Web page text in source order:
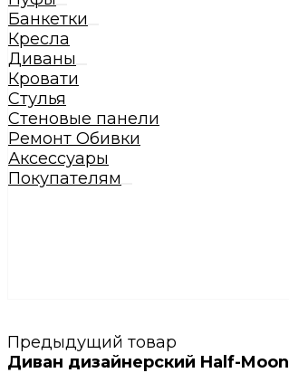
Банкетки
Кресла
Диваны
Кровати
Стулья
Стеновые панели
Ремонт Обивки
Аксессуары
Покупателям
Предыдущий товар
Диван дизайнерский Half-Moon